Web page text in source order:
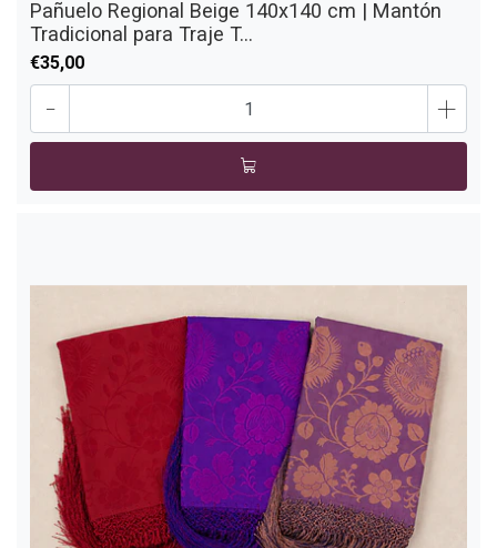
Pañuelo Regional Beige 140x140 cm | Mantón
Tradicional para Traje T...
€35,00
- +